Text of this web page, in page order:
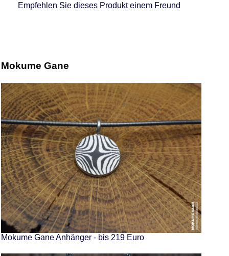
Empfehlen Sie dieses Produkt einem Freund
Mokume Gane
Mokume Gane Anhänger - bis 219 Euro